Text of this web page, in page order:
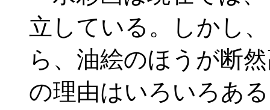
立している。しかし
ら、油絵のほうが断
の理由はいろいろあ